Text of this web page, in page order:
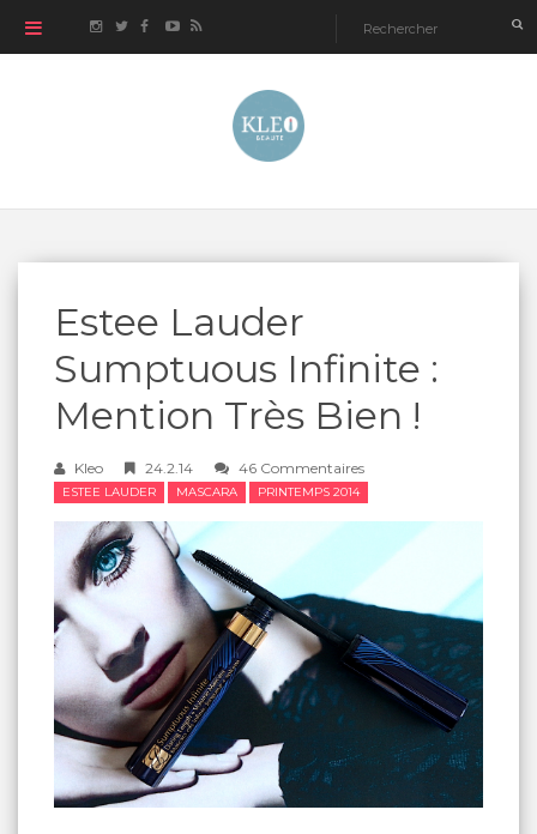
Estee Lauder
Sumptuous Infinite :
Mention Très Bien !
Kleo 24.2.14 46 Commentaires
ESTEE LAUDER MASCARA PRINTEMPS 2014